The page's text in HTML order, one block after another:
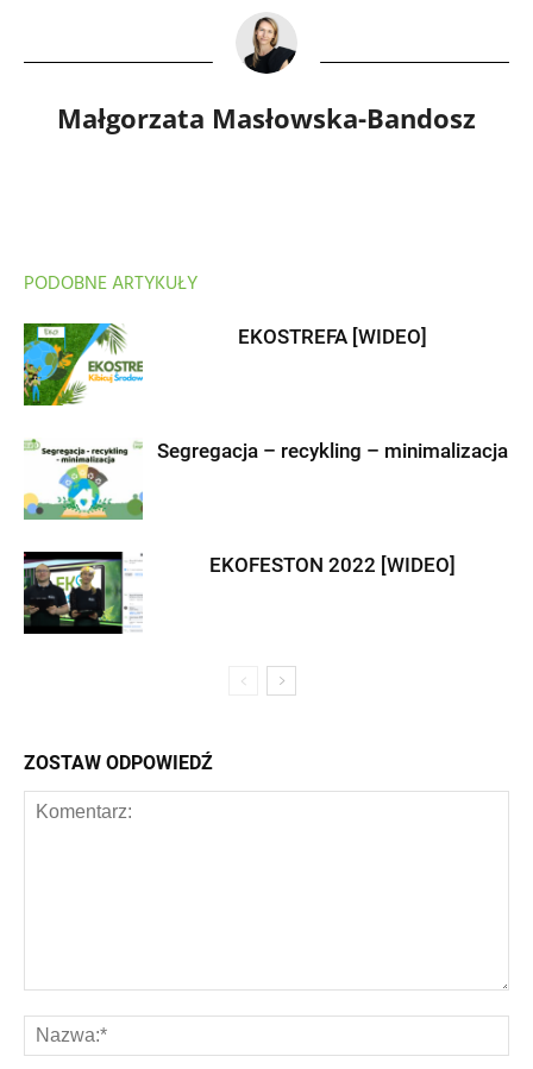
Małgorzata Masłowska-Bandosz
PODOBNE ARTYKUŁY
EKOSTREFA [WIDEO]
Segregacja – recykling – minimalizacja
EKOFESTON 2022 [WIDEO]
ZOSTAW ODPOWIEDŹ